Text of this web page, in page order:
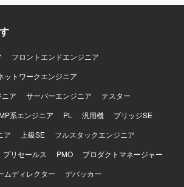
フロントエンドエンジニア
ットワークエンジニア
ア
サーバーエンジニア
テスター
系エンジニア PL 汎用機
ブリッジSE
ア 上級SE
フルスタックエンジニア
プリセールス PMO
プロダクトマネージャー
ムディレクター
デバッカー